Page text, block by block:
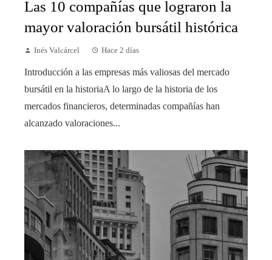
Las 10 compañías que lograron la
mayor valoración bursátil histórica
Inés Valcárcel Hace 2 días
Introducción a las empresas más valiosas del mercado
bursátil en la historiaA lo largo de la historia de los
mercados financieros, determinadas compañías han
alcanzado valoraciones...